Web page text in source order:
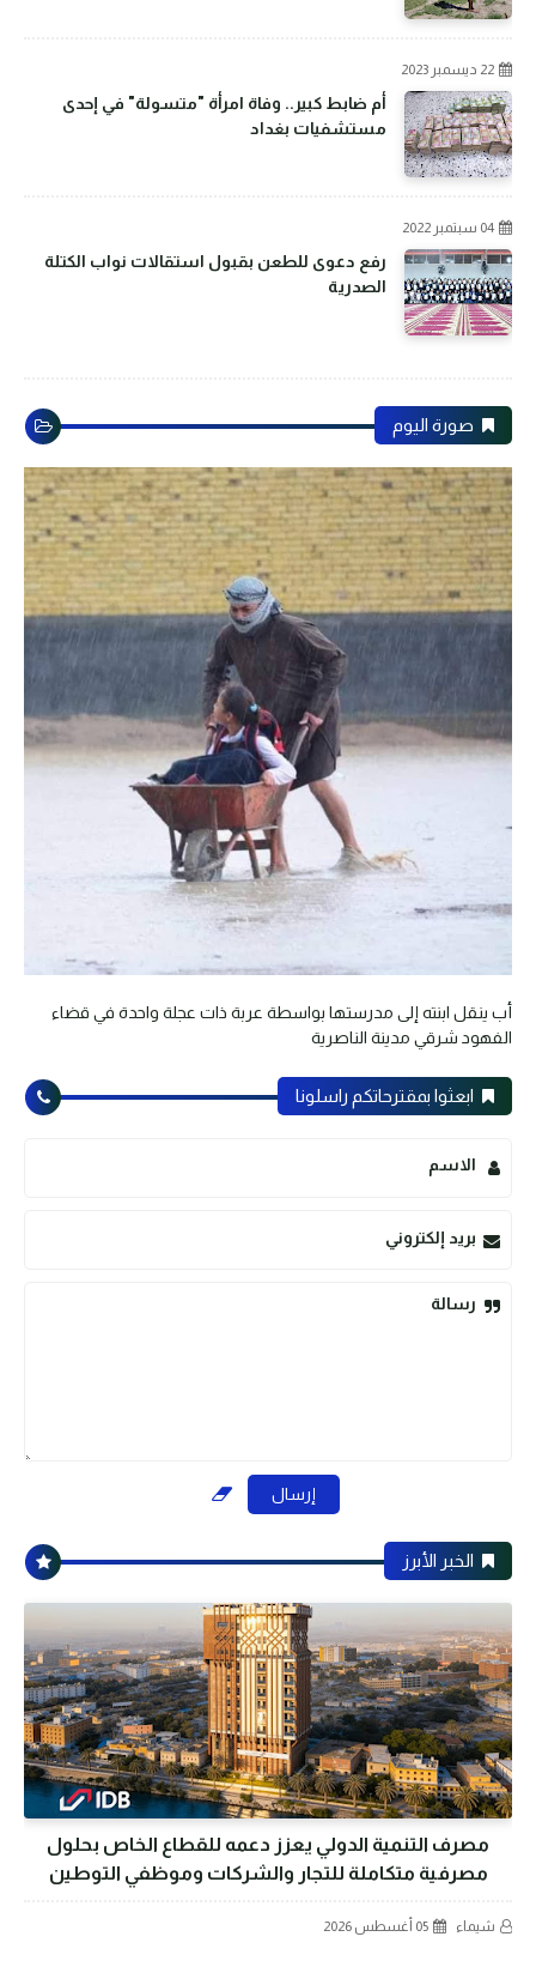
22 ديسمبر 2023
أم ضابط كبير.. وفاة امرأة "متسولة" في إحدى
مستشفيات بغداد
04 سبتمبر 2022
رفع دعوى للطعن بقبول استقالات نواب الكتلة
الصدرية
صورة اليوم
أب ينقل ابنته إلى مدرستها بواسطة عربة ذات عجلة واحدة في قضاء
الفهود شرقي مدينة الناصرية
ابعثوا بمقترحاتكم راسلونا
الاسم
بريد إلكتروني
رسالة
الخبر الأبرز
مصرف التنمية الدولي يعزز دعمه للقطاع الخاص بحلول
مصرفية متكاملة للتجار والشركات وموظفي التوطين
شيماء 05 أغسطس 2026